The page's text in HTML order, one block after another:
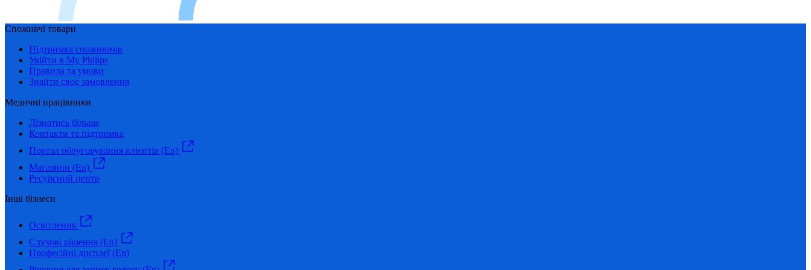
Споживчі товари
Підтримка споживачів
Увійти в My Philips
Правила та умови
Знайти своє замовлення
Медичні працівники
Дізнатись більше
Контакти та підтримка
Портал облуговування клієнтів (En)
Магазини (En)
Ресурсний центр
Інші бізнеси
Освітлення
Слухові рішення (En)
Професійні дисплеї (En)